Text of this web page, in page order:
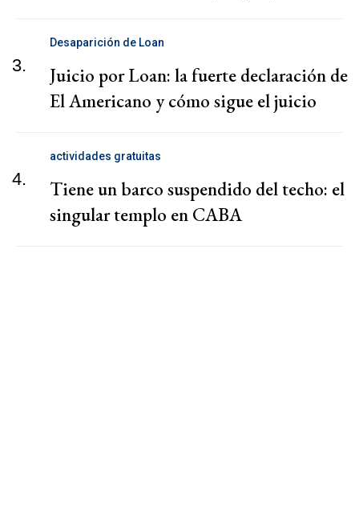
3.
Desaparición de Loan
Juicio por Loan: la fuerte declaración de
El Americano y cómo sigue el juicio
4.
actividades gratuitas
Tiene un barco suspendido del techo: el
singular templo en CABA